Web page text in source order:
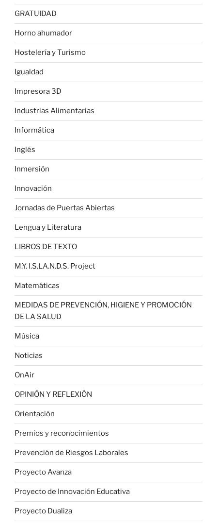
GRATUIDAD
Horno ahumador
Hostelería y Turismo
Igualdad
Impresora 3D
Industrias Alimentarias
Informática
Inglés
Inmersión
Innovación
Jornadas de Puertas Abiertas
Lengua y Literatura
LIBROS DE TEXTO
M.Y. I.S.LA.N.D.S. Project
Matemáticas
MEDIDAS DE PREVENCIÓN, HIGIENE Y PROMOCIÓN
DE LA SALUD
Música
Noticias
OnAir
OPINIÓN Y REFLEXIÓN
Orientación
Premios y reconocimientos
Prevención de Riesgos Laborales
Proyecto Avanza
Proyecto de Innovación Educativa
Proyecto Dualiza